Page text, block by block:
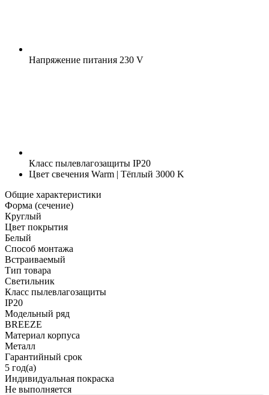
Напряжение питания 230 V
Класс пылевлагозащиты IP20
Цвет свечения Warm | Тёплый 3000 K
Общие характеристики
Форма (сечение)
Круглый
Цвет покрытия
Белый
Способ монтажа
Встраиваемый
Тип товара
Светильник
Класс пылевлагозащиты
IP20
Модельный ряд
BREEZE
Материал корпуса
Металл
Гарантийный срок
5 год(а)
Индивидуальная покраска
Не выполняется